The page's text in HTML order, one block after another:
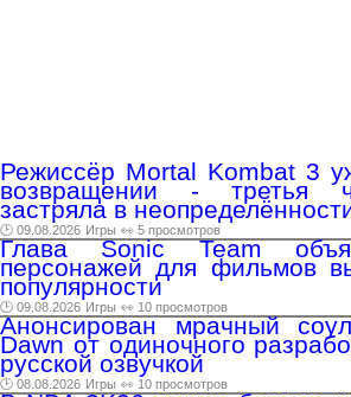
Режиссёр Mortal Kombat 3
возвращении - третья
застряла в
🕑 09.08.2026 Игры 👀 5 просмотров
Глава Sonic Team
персонажей для фильмов
популярности
🕑 09.08.2026 Игры 👀 10 просмотров
Анонсирован мрачный
Dawn от одиночного
русской озвучкой
🕑 08.08.2026 Игры 👀 10 просмотров